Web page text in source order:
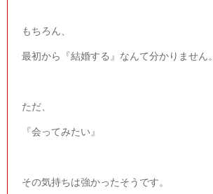
もちろん、
最初から『結婚する』なんて分かりません。
ただ、
『会ってみたい』
その気持ちは強かったそうです。